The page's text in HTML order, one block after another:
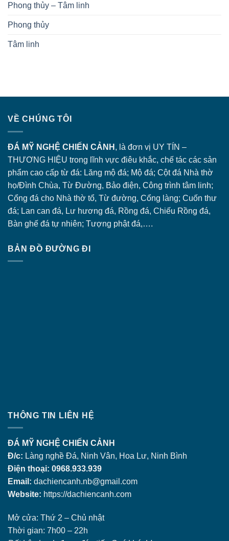
Phong thủy – Tâm linh
Phong thủy
Tâm linh
VỀ CHÚNG TÔI
ĐÁ MỸ NGHỆ CHIẾN CẢNH , là đơn vị UY TÍN –
THƯƠNG HIỆU trong lĩnh vực điêu khắc, chế tác các sản
phẩm cao cấp từ đá: Lăng mộ đá; Mộ đá; Cột đá Nhà thờ
họ/Đình Chùa, Từ Đường, Bảo điện, Công trình tâm linh;
Cổng đá cho Nhà thờ tổ, Từ đường, Cổng làng; Cuốn thư
đá; Lan can đá, Lư hương đá, Rồng đá, Chiếu Rồng đá,
Bàn ghế đá tự nhiên; Tượng phật đá,….
BẢN ĐỒ ĐƯỜNG ĐI
THÔNG TIN LIÊN HỆ
ĐÁ MỸ NGHỆ CHIẾN CẢNH
Đ/c: Làng nghề Đá, Ninh Vân, Hoa Lư, Ninh Bình
Điện thoại: 0968.933.939
Email: dachiencanh.nb@gmail.com
Website: https://dachiencanh.com
Mở cửa: Thứ 2 – Chủ nhật
Thời gian: 7h00 – 22h